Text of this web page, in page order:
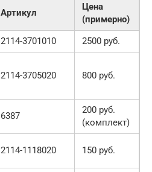
Артикул
Цена
(примерно)
2114-3701010
2500 руб.
2114-3705020 800 руб.
6387
200 руб.
(комплект)
2114-1118020 150 руб.